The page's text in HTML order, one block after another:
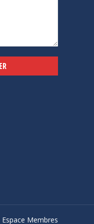
Espace Membres